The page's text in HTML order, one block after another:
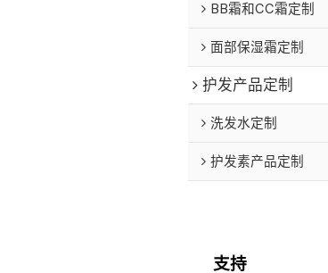
BB霜和CC霜定制
面部保湿霜定制
护发产品定制
洗发水定制
护发素产品定制
支持